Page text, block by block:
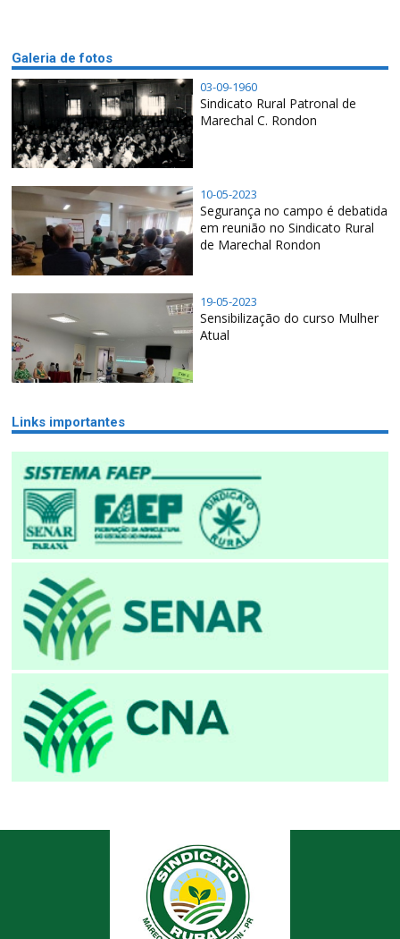
Galeria de fotos
03-09-1960
Sindicato Rural Patronal de
Marechal C. Rondon
10-05-2023
Segurança no campo é debatida
em reunião no Sindicato Rural
de Marechal Rondon
19-05-2023
Sensibilização do curso Mulher
Atual
Links importantes